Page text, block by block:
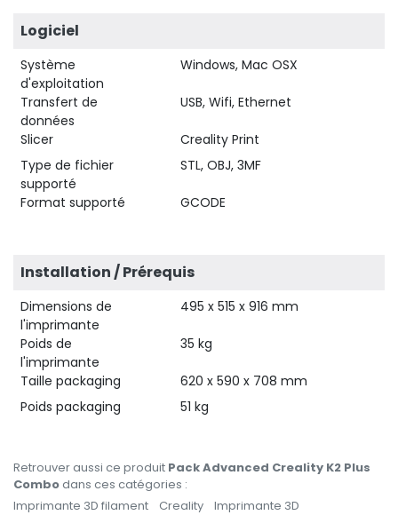
Logiciel
Système
d'exploitation
Windows, Mac OSX
Transfert de
données
USB, Wifi, Ethernet
Slicer
Creality Print
Type de fichier
supporté
STL, OBJ, 3MF
Format supporté GCODE
Installation / Prérequis
Dimensions de
l'imprimante
495 x 515 x 916 mm
Poids de
l'imprimante
35 kg
Taille packaging
620 x 590 x 708 mm
Poids packaging
51 kg
Retrouver aussi ce produit Pack Advanced Creality K2 Plus
Combodans ces catégories :
Imprimante 3D filament
Creality
Imprimante 3D